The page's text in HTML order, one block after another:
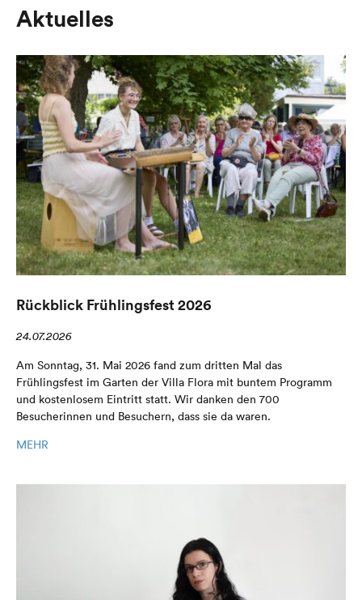
Aktuelles
Rückblick Frühlingsfest 2026
24.07.2026
Am Sonntag, 31. Mai 2026 fand zum dritten Mal das
Frühlingsfest im Garten der Villa Flora mit buntem Programm
und kostenlosem Eintritt statt. Wir danken den 700
Besucherinnen und Besuchern, dass sie da waren.
MEHR